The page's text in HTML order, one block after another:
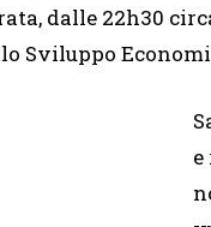
dalle 22h30
Sviluppo